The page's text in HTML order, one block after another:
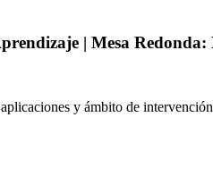
| Mesa
y ámbito de intervención